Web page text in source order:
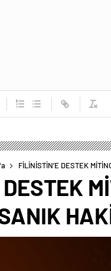
FİLİNİSTİN’E DESTEK